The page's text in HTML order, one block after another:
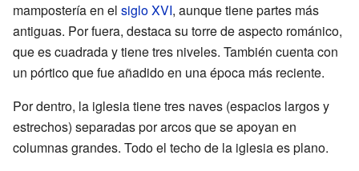
mampostería en el siglo XVI, aunque tiene partes más
antiguas. Por fuera, destaca su torre de aspecto románico,
que es cuadrada y tiene tres niveles. También cuenta con
un pórtico que fue añadido en una época más reciente.
Por dentro, la iglesia tiene tres naves (espacios largos y
estrechos) separadas por arcos que se apoyan en
columnas grandes. Todo el techo de la iglesia es plano.